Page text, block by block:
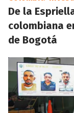
De la
colombiana
de Bogotá